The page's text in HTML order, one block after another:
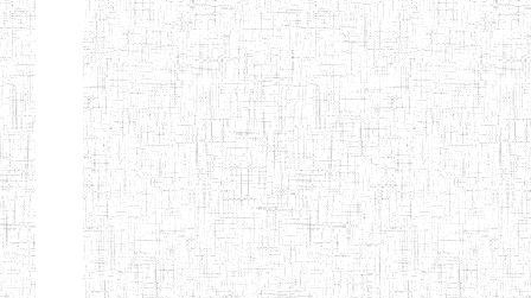
MBANG
ENIEG DE
BATOURI
12/06/2001 ENIEG
ENBIEG DE
BERTOUA
01/08/2001 ENIEG
ENIET DE
01/08/2012 ENIET